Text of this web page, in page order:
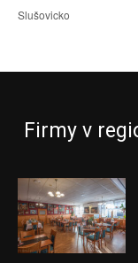
Slušovicko
Firmy v